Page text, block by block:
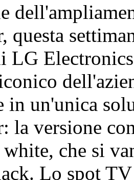
questa
LG
in un'unica
la versione
che si
Lo spot